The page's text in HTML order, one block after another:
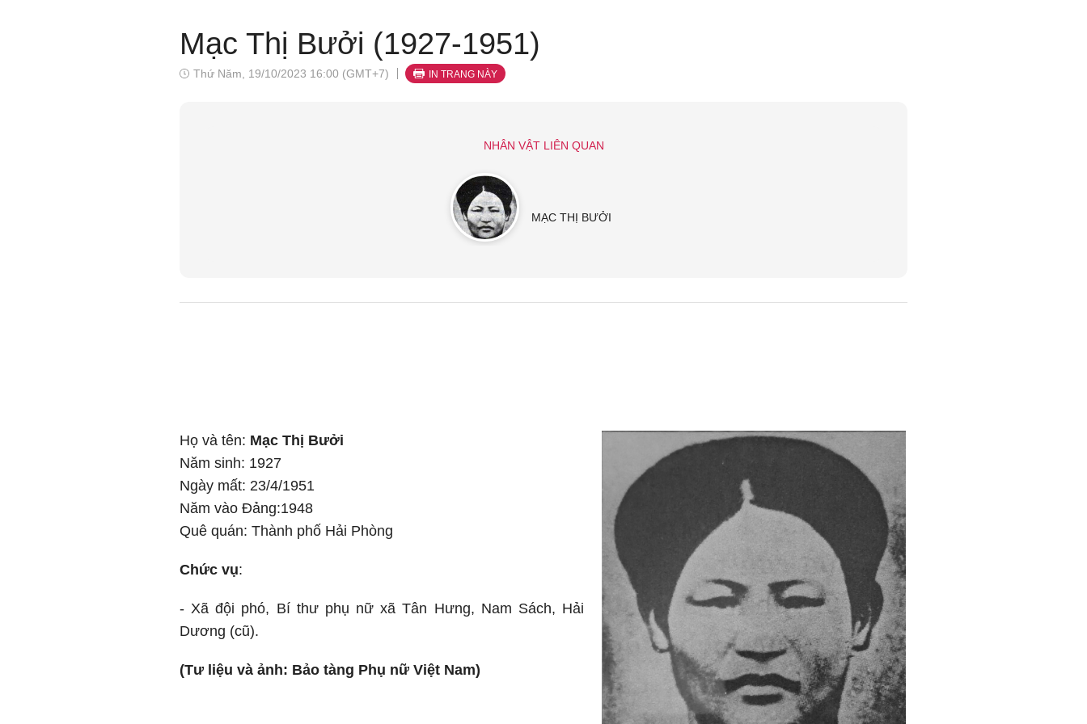
Mạc Thị Bưởi (1927-1951)
Thứ Năm, 19/10/2023 16:00 (GMT+7) IN TRANG NÀY
NHÂN VẬT LIÊN QUAN
MẠC THỊ BƯỞI
Họ và tên: Mạc Thị Bưởi
Năm sinh: 1927
Ngày mất: 23/4/1951
Năm vào Đảng:1948
Quê quán: Thành phố Hải Phòng
Chức vụ:
- Xã đội phó, Bí thư phụ nữ xã Tân Hưng, Nam Sách, Hải
Dương (cũ).
(Tư liệu và ảnh: Bảo tàng Phụ nữ Việt Nam)